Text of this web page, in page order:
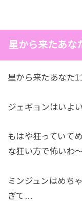
星から来たあな
星から来たあなた
ジェギョンはいよ
もはや狂っていて
な狂い方で怖いわ
ミンジュンはめち
ぎて…